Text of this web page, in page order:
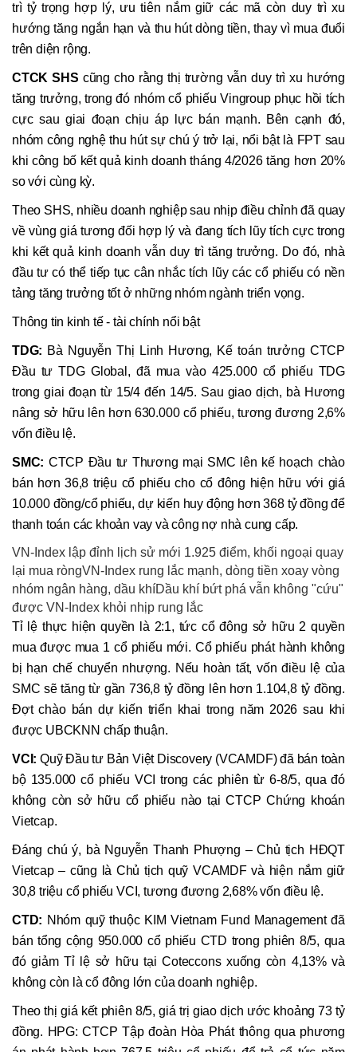
trì tỷ trọng hợp lý, ưu tiên nắm giữ các mã còn duy trì xu
hướng tăng ngắn hạn và thu hút dòng tiền, thay vì mua đuổi
trên diện rộng.
CTCK SHS cũng cho rằng thị trường vẫn duy trì xu hướng
tăng trưởng, trong đó nhóm cổ phiếu Vingroup phục hồi tích
cực sau giai đoạn chịu áp lực bán mạnh. Bên cạnh đó,
nhóm công nghệ thu hút sự chú ý trở lại, nổi bật là FPT sau
khi công bố kết quả kinh doanh tháng 4/2026 tăng hơn 20%
so với cùng kỳ.
Theo SHS, nhiều doanh nghiệp sau nhịp điều chỉnh đã quay
về vùng giá tương đối hợp lý và đang tích lũy tích cực trong
khi kết quả kinh doanh vẫn duy trì tăng trưởng. Do đó, nhà
đầu tư có thể tiếp tục cân nhắc tích lũy các cổ phiếu có nền
tảng tăng trưởng tốt ở những nhóm ngành triển vọng.
Thông tin kinh tế - tài chính nổi bật
TDG: Bà Nguyễn Thị Linh Hương, Kế toán trưởng CTCP
Đầu tư TDG Global, đã mua vào 425.000 cổ phiếu TDG
trong giai đoạn từ 15/4 đến 14/5. Sau giao dịch, bà Hương
nâng sở hữu lên hơn 630.000 cổ phiếu, tương đương 2,6%
vốn điều lệ.
SMC: CTCP Đầu tư Thương mại SMC lên kế hoạch chào
bán hơn 36,8 triệu cổ phiếu cho cổ đông hiện hữu với giá
10.000 đồng/cổ phiếu, dự kiến huy động hơn 368 tỷ đồng để
thanh toán các khoản vay và công nợ nhà cung cấp.
VN-Index lập đỉnh lịch sử mới 1.925 điểm, khối ngoại quay
lại mua ròngVN-Index rung lắc mạnh, dòng tiền xoay vòng
nhóm ngân hàng, dầu khíDầu khí bứt phá vẫn không "cứu"
được VN-Index khỏi nhịp rung lắc
Tỉ lệ thực hiện quyền là 2:1, tức cổ đông sở hữu 2 quyền
mua được mua 1 cổ phiếu mới. Cổ phiếu phát hành không
bị hạn chế chuyển nhượng. Nếu hoàn tất, vốn điều lệ của
SMC sẽ tăng từ gần 736,8 tỷ đồng lên hơn 1.104,8 tỷ đồng.
Đợt chào bán dự kiến triển khai trong năm 2026 sau khi
được UBCKNN chấp thuận.
VCI: Quỹ Đầu tư Bản Việt Discovery (VCAMDF) đã bán toàn
bộ 135.000 cổ phiếu VCI trong các phiên từ 6-8/5, qua đó
không còn sở hữu cổ phiếu nào tại CTCP Chứng khoán
Vietcap.
Đáng chú ý, bà Nguyễn Thanh Phượng – Chủ tịch HĐQT
Vietcap – cũng là Chủ tịch quỹ VCAMDF và hiện nắm giữ
30,8 triệu cổ phiếu VCI, tương đương 2,68% vốn điều lệ.
CTD: Nhóm quỹ thuộc KIM Vietnam Fund Management đã
bán tổng cộng 950.000 cổ phiếu CTD trong phiên 8/5, qua
đó giảm Tỉ lệ sở hữu tại Coteccons xuống còn 4,13% và
không còn là cổ đông lớn của doanh nghiệp.
Theo thị giá kết phiên 8/5, giá trị giao dịch ước khoảng 73 tỷ
đồng. HPG: CTCP Tập đoàn Hòa Phát thông qua phương